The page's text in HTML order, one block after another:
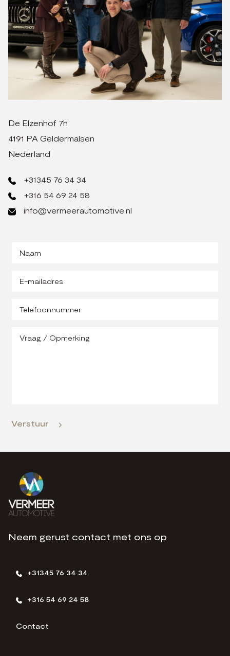
De Elzenhof 7h
4191 PA Geldermalsen
Nederland
+31345 76 34 34
+316 54 69 24 58
info@vermeerautomotive.nl
Verstuur
Neem gerust contact met ons op
+31345 76 34 34
+316 54 69 24 58
Contact